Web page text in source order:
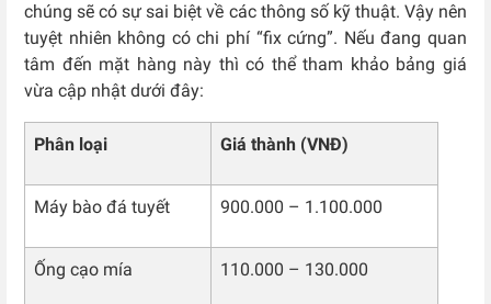
chúng sẽ có sự sai biệt về các thông số kỹ thuật. Vậy nên
tuyệt nhiên không có chi phí “fix cứng”. Nếu đang quan
tâm đến mặt hàng này thì có thể tham khảo bảng giá
vừa cập nhật dưới đây:
Phân loại Giá thành (VNĐ)
Máy bào đá tuyết 900.000 – 1.100.000
Ống cạo mía 110.000 – 130.000